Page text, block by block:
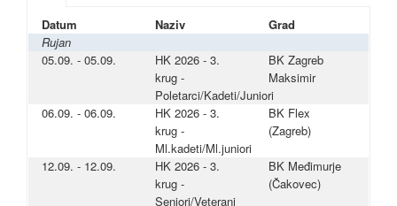
Datum
Naziv
Grad
Rujan
05.09. - 05.09.
HK 2026 - 3.
krug -
Poletarci/Kadeti/Juniori
BK Zagreb
Maksimir
06.09. - 06.09.
HK 2026 - 3.
krug -
Ml.kadeti/Ml.juniori
BK Flex
(Zagreb)
12.09. - 12.09.
HK 2026 - 3.
krug -
Seniori/Veterani
BK Međimurje
(Čakovec)